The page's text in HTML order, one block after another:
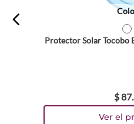
Protector Solar Tocobo
$87.